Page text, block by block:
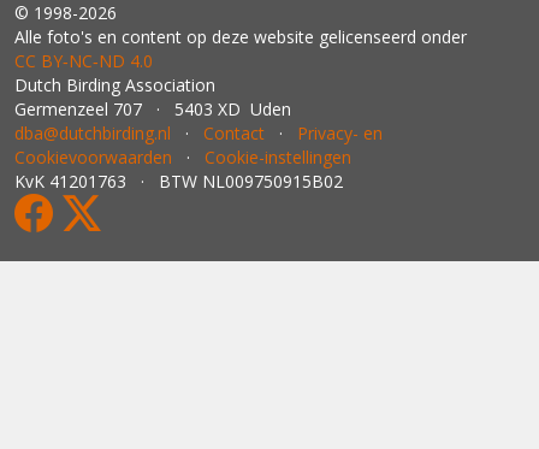
© 1998-2026
Alle foto's en content op deze website gelicenseerd onder
CC BY‑NC‑ND 4.0
Dutch Birding Association
Germenzeel 707 · 5403 XD Uden
dba@dutchbirding.nl · Contact · Privacy- en
Cookievoorwaarden · Cookie-instellingen
KvK 41201763 · BTW NL009750915B02